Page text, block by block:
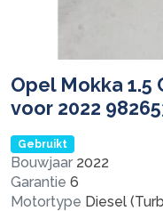
Opel Mokka 1.5
voor 2022
Gebruikt
Bouwjaar 2022
Garantie 6
Motortype Diesel